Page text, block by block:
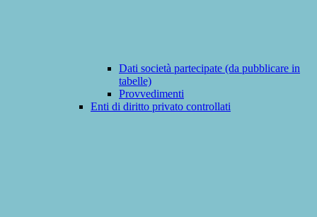
Dati società partecipate (da pubblicare in
tabelle)
Provvedimenti
Enti di diritto privato controllati